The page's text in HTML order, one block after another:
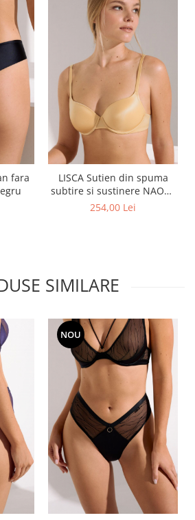
fara
LISCA Sutien din spuma
subtire si sustinere NAOMI
nude
254,00 Lei
SIMILARE
NOU